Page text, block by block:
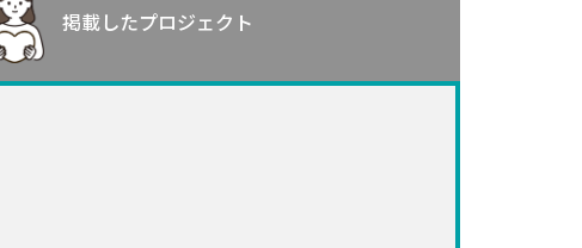
掲載したプロジェクト